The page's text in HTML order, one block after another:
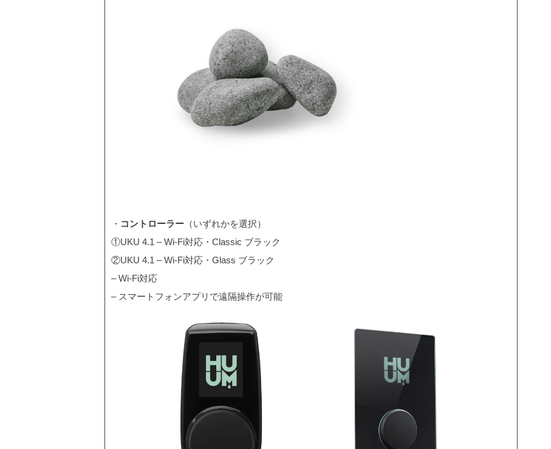
・ コントローラー （いずれかを選択）
①UKU 4.1 – Wi-Fi対応・Classic ブラック
②UKU 4.1 – Wi-Fi対応・Glass ブラック
– Wi-Fi対応
– スマートフォンアプリで遠隔操作が可能